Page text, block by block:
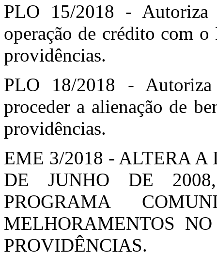
PLO 15/2018 -
operação de crédito com
providências.
PLO 18/2018 -
proceder a alienação de
providências.
EME 3/2018 - ALTERA
DE JUNHO DE
PROGRAMA
MELHORAMENTOS
PROVIDÊNCIAS.